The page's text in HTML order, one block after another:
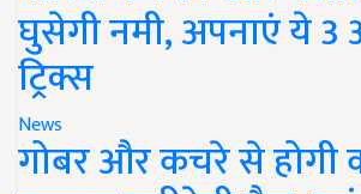
घुसेगी नमी, अपनाएं ये
ट्रिक्स
News
गोबर और कचरे से होगी